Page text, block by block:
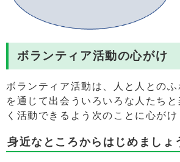
ボランティア活動の心がけ
ボランティア活動は、人と人との
を通じて出会ういろいろな人たち
く活動できるよう次のことに心がけ
身近なところからはじめましょ